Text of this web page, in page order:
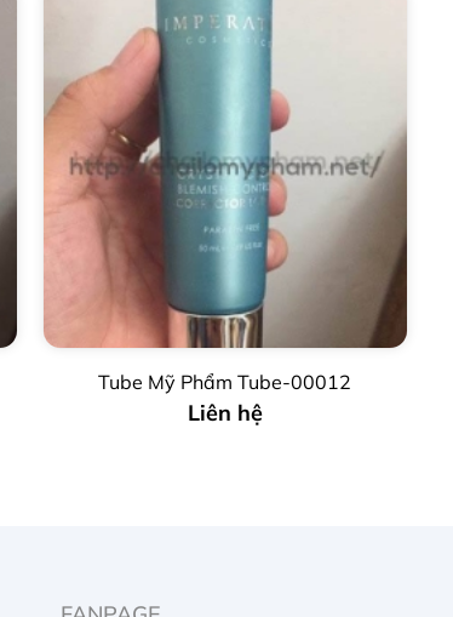
Tube Mỹ Phẩm Tube-00012
Liên hệ